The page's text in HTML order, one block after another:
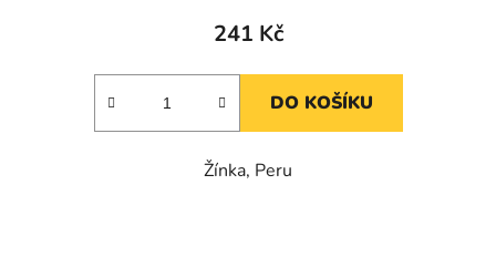
241 Kč
DO KOŠÍKU
Žínka, Peru